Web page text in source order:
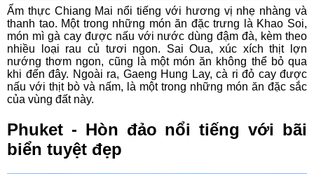
Ẩm thực Chiang Mai nổi tiếng với hương vị nhẹ nhàng và
thanh tao. Một trong những món ăn đặc trưng là Khao Soi,
món mì gà cay được nấu với nước dùng đậm đà, kèm theo
nhiều loại rau củ tươi ngon. Sai Oua, xúc xích thịt lợn
nướng thơm ngon, cũng là một món ăn không thể bỏ qua
khi đến đây. Ngoài ra, Gaeng Hung Lay, cà ri đỏ cay được
nấu với thịt bò và nấm, là một trong những món ăn đặc sắc
của vùng đất này.
Phuket - Hòn đảo nổi tiếng với bãi
biển tuyệt đẹp